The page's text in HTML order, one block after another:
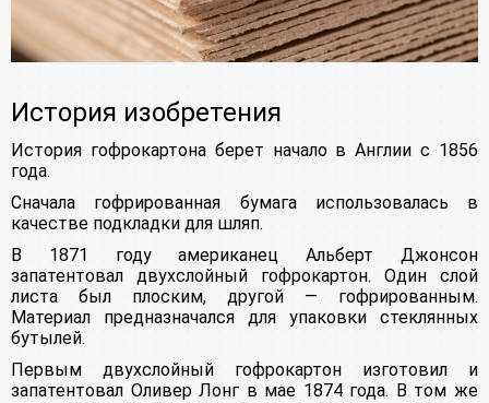
История изобретения
История гофрокартона берет начало в Англии с 1856
года.
Сначала гофрированная бумага использовалась в
качестве подкладки для шляп.
В 1871 году американец Альберт Джонсон
запатентовал двухслойный гофрокартон. Один слой
листа был плоским, другой — гофрированным.
Материал предназначался для упаковки стеклянных
бутылей.
Первым двухслойный гофрокартон изготовил и
запатентовал Оливер Лонг в мае 1874 года. В том же